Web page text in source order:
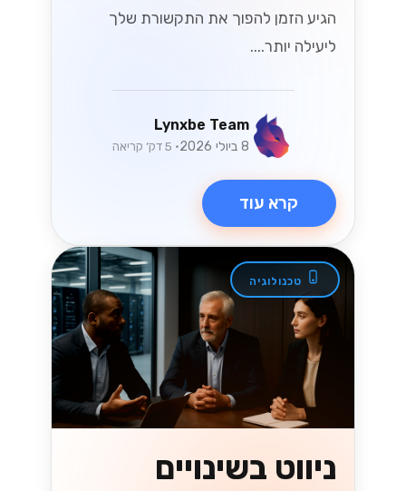
הגיע הזמן להפוך את התקשורת שלך
ליעילה יותר....
Lynxbe Team
8 ביולי 2026 • 5 דק׳ קריאה
קרא עוד
טכנולוגיה
ניווט בשינויים